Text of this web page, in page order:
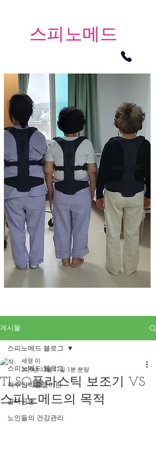
​스피노메드
게시물
스피노메드 블로그
척추압박골절이란
골다공증
노인들의 건강관리
스피노메드 블로그
TLSO플라스틱 보조기 VS
스피노메드의 목적
세영 이
2020년 12월 17일 1분 분량